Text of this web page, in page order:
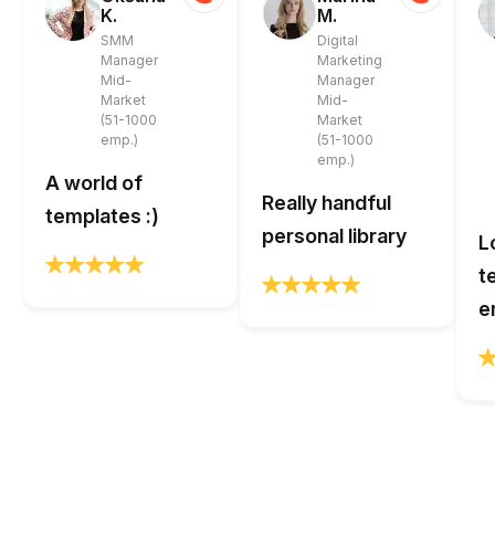
K.
SMM
Manager
Mid-
Market
(51-1000
emp.)
A world of
templates :)
M.
Digital
Marketing
Manager
Mid-
Market
(51-1000
emp.)
Really handful
personal library